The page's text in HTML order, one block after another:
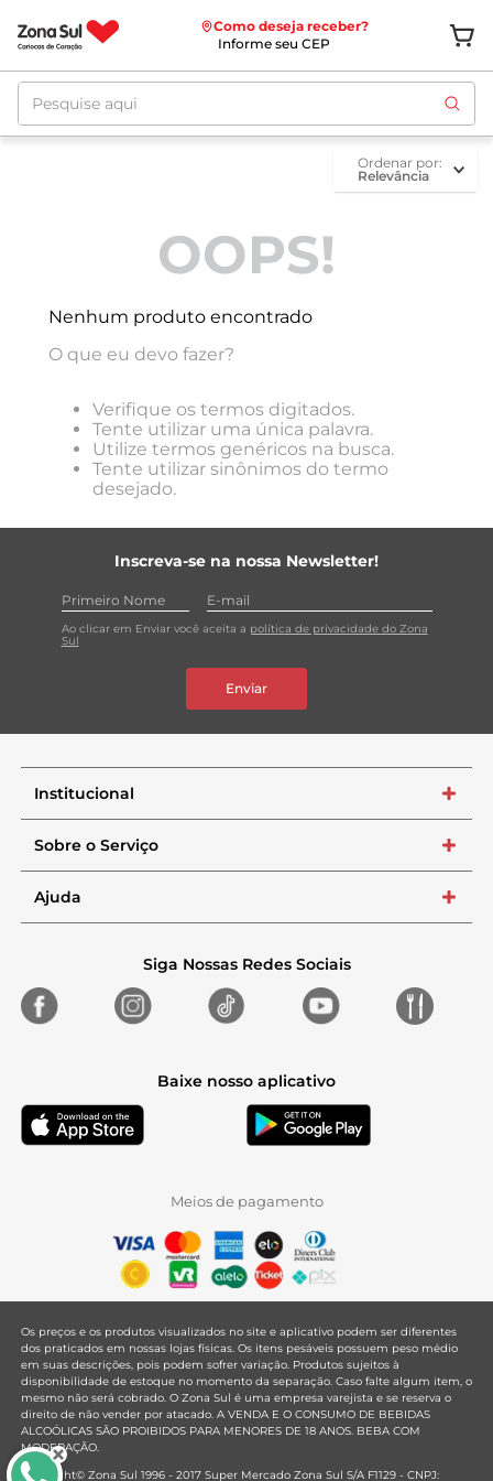
Como deseja receber?
Informe seu CEP
Pesquise aqui
ordenar por
Relevância
OOPS!
Nenhum produto encontrado
O que eu devo fazer?
Verifique os termos digitados.
Tente utilizar uma única palavra.
Utilize termos genéricos na busca.
Tente utilizar sinônimos do termo
desejado.
Inscreva-se na nossa Newsletter!
Ao clicar em Enviar você aceita a política de privacidade do Zona
Sul
Enviar
Institucional +
Sobre o Serviço +
Ajuda +
Siga Nossas Redes Sociais
Baixe nosso aplicativo
Meios de pagamento
Os preços e os produtos visualizados no site e aplicativo podem ser diferentes
dos praticados em nossas lojas físicas. Os itens pesáveis possuem peso médio
em suas descrições, pois podem sofrer variação. Produtos sujeitos à
disponibilidade de estoque no momento da separação. Caso falte algum item, o
mesmo não será cobrado. O Zona Sul é uma empresa varejista e se reserva o
direito de não vender por atacado. A VENDA E O CONSUMO DE BEBIDAS
ALCOÓLICAS SÃO PROIBIDOS PARA MENORES DE 18 ANOS. BEBA COM
MODERAÇÃO.
Copyright© Zona Sul 1996 - 2017 Super Mercado Zona Sul S/A F1129 - CNPJ: